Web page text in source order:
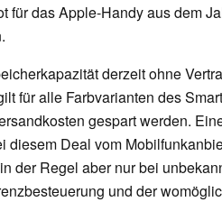
für das Apple-Handy aus dem
derzeit ohne
für alle Farbvarianten des
gespart werden.
diesem Deal vom
der Regel aber nur bei
und der